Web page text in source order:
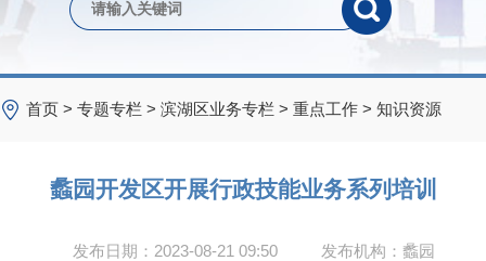
首页 > 专题专栏 > 滨湖区业务专栏 > 重点工作 > 知识资源
蠡园开发区开展行政技能业务系列培训
发布日期：2023-08-21 09:50
发布机构：蠡园